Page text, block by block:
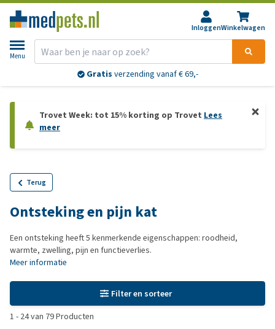
InloggenWinkelwagen
Menu
Gratis verzending vanaf € 69,-
Trovet Week: tot 15% korting op Trovet Lees
meer
Terug
Ontsteking en pijn kat
Een ontsteking heeft 5 kenmerkende eigenschappen: roodheid,
warmte, zwelling, pijn en functieverlies.
Meer informatie
Filter en sorteer
1 - 24van 79Producten